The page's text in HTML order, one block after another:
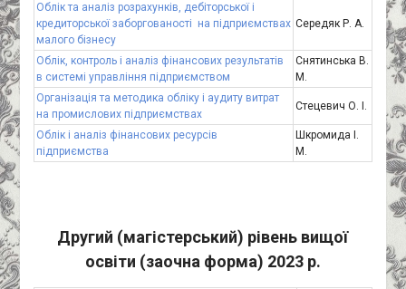
Облік та аналіз розрахунків, дебіторської і
кредиторської заборгованості на підприємствах
малого бізнесу
Середяк Р. А.
Облік, контроль і аналіз фінансових результатів
в системі управління підприємством
Снятинська В.
М.
Організація та методика обліку і аудиту витрат
на промислових підприємствах
Стецевич О. І.
Облік і аналіз фінансових ресурсів
підприємства
Шкромида І.
М.
Другий (магістерський) рівень вищої
освіти (заочна форма) 2023 р.